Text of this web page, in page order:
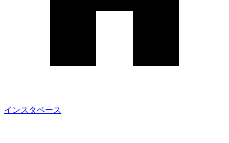
インスタベース